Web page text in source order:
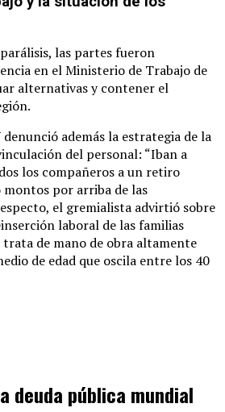
las partes fueron
en el Ministerio de Trabajo de
alternativas y contener el
además la estrategia de la
del personal: “Iban a
los compañeros a un retiro
por arriba de las
el gremialista advirtió sobre
laboral de las familias
trata de mano de obra altamente
de edad que oscila entre los 40
deuda pública mundial